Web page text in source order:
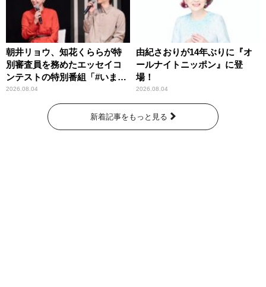
朝井リョウ、知花くららが特
別審査員を務めたエッセイコ
ンテストの特別番組「#いまあ
なたに伝えたいこと」
2026.08.04
由紀さおりが14年ぶりに『オ
ールナイトニッポン』に登
場！
2026.08.04
新着記事をもっと見る